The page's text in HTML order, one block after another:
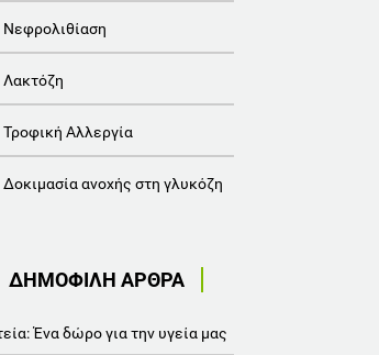
Νεφρολιθίαση
Λακτόζη
Τροφική Αλλεργία
Δοκιμασία ανοχής στη γλυκόζη
ΔΗΜΟΦΙΛΗ ΑΡΘΡΑ
Ένα δώρο για την υγεία μας